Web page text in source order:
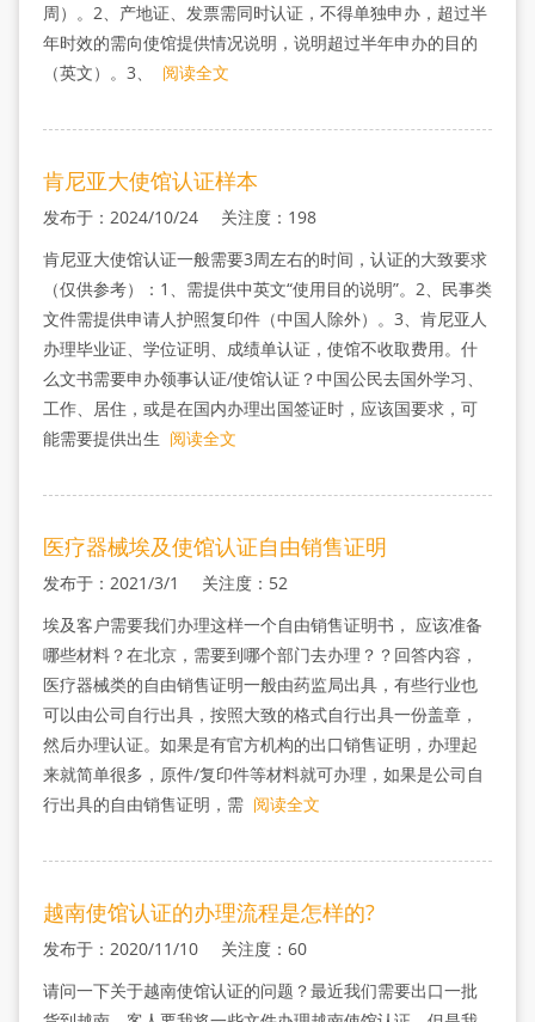
周）。2、产地证、发票需同时认证，不得单独申办，超过半
年时效的需向使馆提供情况说明，说明超过半年申办的目的
（英文）。3、
阅读全文
肯尼亚大使馆认证样本
发布于：2024/10/24 关注度：198
肯尼亚大使馆认证一般需要3周左右的时间，认证的大致要求
（仅供参考）：1、需提供中英文“使用目的说明”。2、民事类
文件需提供申请人护照复印件（中国人除外）。3、肯尼亚人
办理毕业证、学位证明、成绩单认证，使馆不收取费用。什
么文书需要申办领事认证/使馆认证？中国公民去国外学习、
工作、居住，或是在国内办理出国签证时，应该国要求，可
能需要提供出生 阅读全文
医疗器械埃及使馆认证自由销售证明
发布于：2021/3/1 关注度：52
埃及客户需要我们办理这样一个自由销售证明书， 应该准备
哪些材料？在北京，需要到哪个部门去办理？？回答内容，
医疗器械类的自由销售证明一般由药监局出具，有些行业也
可以由公司自行出具，按照大致的格式自行出具一份盖章，
然后办理认证。如果是有官方机构的出口销售证明，办理起
来就简单很多，原件/复印件等材料就可办理，如果是公司自
行出具的自由销售证明，需 阅读全文
越南使馆认证的办理流程是怎样的?
发布于：2020/11/10 关注度：60
请问一下关于越南使馆认证的问题？最近我们需要出口一批